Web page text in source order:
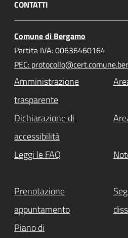
CONTATTI
Comune di Bergamo
Partita IVA: 00636460164
PEC:
Amministrazione
trasparente
Dichiarazione di
accessibilità
Leggi le FAQ
Prenotazione
appuntamento
Piano di